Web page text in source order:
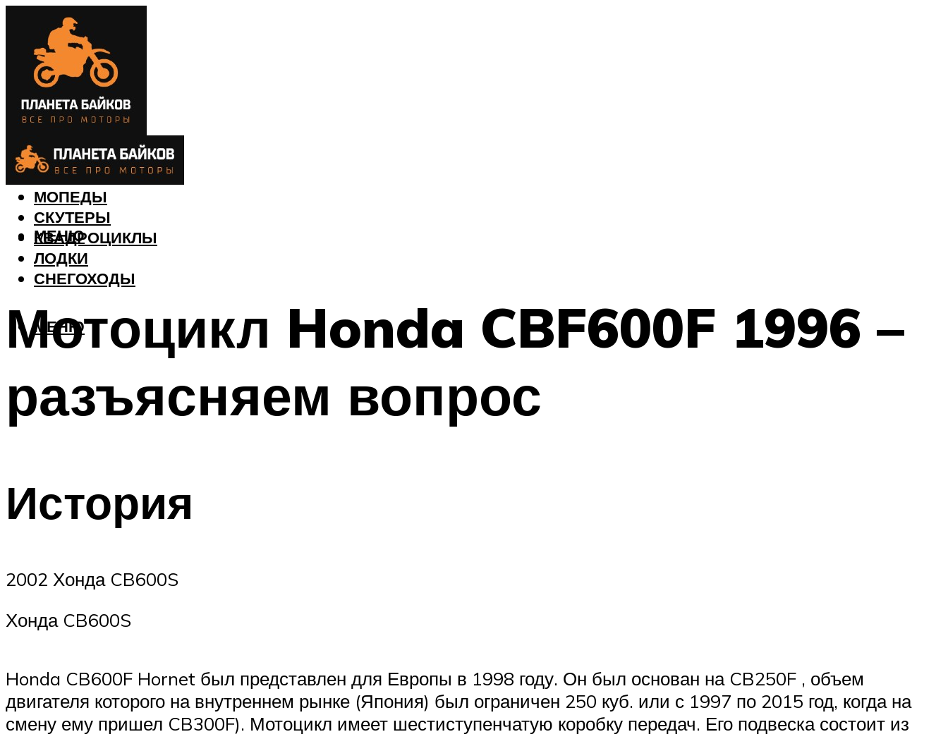
МОТОЦИКЛЫ
МОПЕДЫ
СКУТЕРЫ
КВАДРОЦИКЛЫ
ЛОДКИ
СНЕГОХОДЫ
МЕНЮ
МЕНЮ
Мотоцикл Honda CBF600F 1996 –
разъясняем вопрос
История
2002 Хонда CB600S
Хонда CB600S
Honda CB600F Hornet был представлен для Европы в 1998 году. Он был основан на CB250F , объем
двигателя которого на внутреннем рынке (Япония) был ограничен 250 куб. или с 1997 по 2015 год, когда на
смену ему пришел CB300F). Мотоцикл имеет шестиступенчатую коробку передач. Его подвеска состоит из